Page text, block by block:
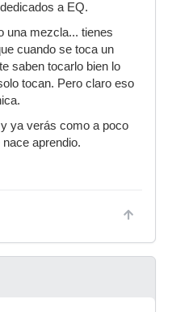
a EQ.
una mezcla... tienes
cuando se toca un
saben tocarlo bien lo
tocan. Pero claro eso
ya verás como a poco
aprendio.